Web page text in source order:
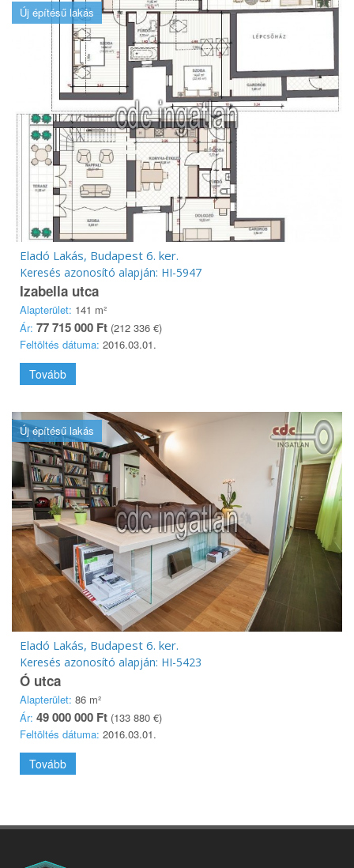
Új építésű lakás
Eladó Lakás, Budapest 6. ker.
Keresés azonosító alapján: HI-5947
Izabella utca
Alapterület: 141 m²
Ár: 77 715 000 Ft (212 336 €)
Feltöltés dátuma: 2016.03.01.
Tovább
Új építésű lakás
Eladó Lakás, Budapest 6. ker.
Keresés azonosító alapján: HI-5423
Ó utca
Alapterület: 86 m²
Ár: 49 000 000 Ft (133 880 €)
Feltöltés dátuma: 2016.03.01.
Tovább